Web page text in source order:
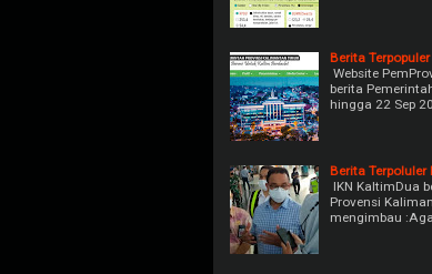
Berita
Website
berita
hingga 22 Sep
Berita Terpoluler
IKN KaltimDua
Provensi
mengimbau